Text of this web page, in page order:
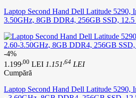
Laptop Second Hand Dell Latitude 5290,
3.50GHz, 8GB DDR4, 256GB SSD, 12.5
-4%
1.199,00 LEI 1.151,64 LEI
Cumpără
Laptop Second Hand Dell Latitude 5290,